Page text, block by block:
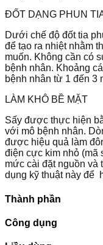
ĐỐT DẠNG PHUN
Dưới chế độ đốt tia
để tạo ra nhiệt nhằm
muốn. Không cần có
bệnh nhân. Khoảng
bệnh nhân từ 1 đến 3
LÀM KHÔ BỀ MẶT
Sấy được thực hiện
với mô bệnh nhân.
được hiệu quả làm
điện cực kim nhỏ (mã
mức cài đặt nguồn và
dụng kỹ thuật này để
Thành phần
Công dụng